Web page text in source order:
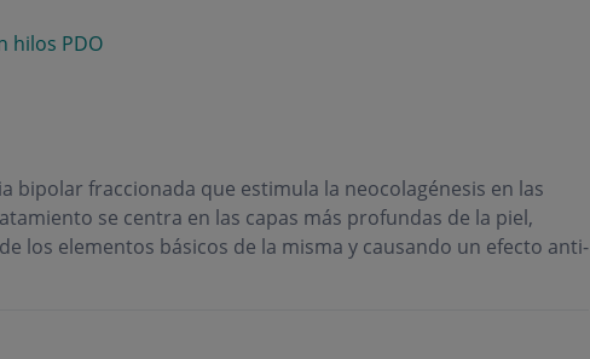
hilos PDO
bipolar fraccionada que estimula la neocolagénesis en las
se centra en las capas más profundas de la piel,
los elementos básicos de la misma y causando un efecto anti-